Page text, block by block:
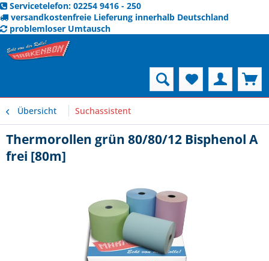
Servicetelefon: 02254 9416 - 250
versandkostenfreie Lieferung innerhalb Deutschland
problemloser Umtausch
Übersicht Suchassistent
Thermorollen grün 80/80/12 Bisphenol A
frei [80m]